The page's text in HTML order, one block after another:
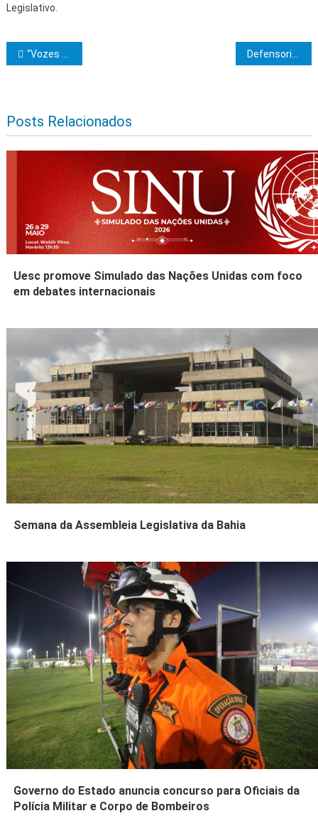
Legislativo.
Navegação de Post
“Vozes Femininas”: segunda edição do Talk Show do União Brasil Ilhéus promove debate de gênero
Posts Relacionados
Uesc promove Simulado das Nações Unidas com foco
em debates internacionais
Semana da Assembleia Legislativa da Bahia
Governo do Estado anuncia concurso para Oficiais da
Polícia Militar e Corpo de Bombeiros